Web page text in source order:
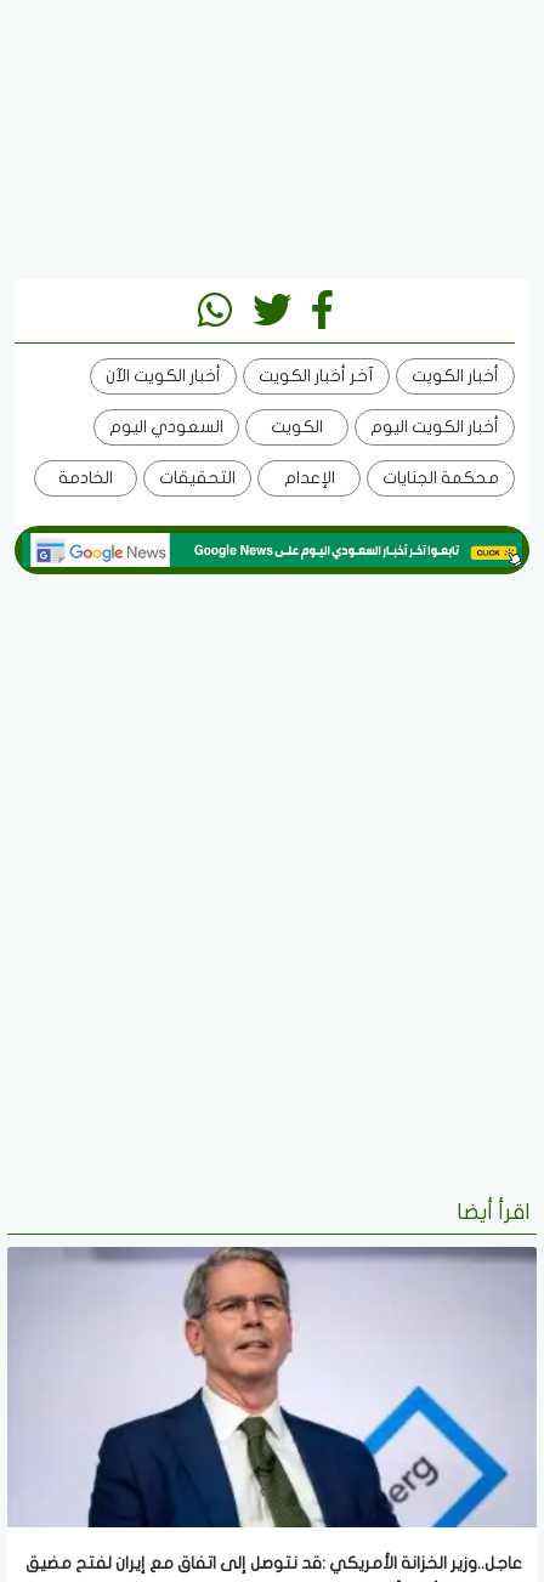
أخبار الكويت آخر أخبار الكويت أخبار الكويت الآن
أخبار الكويت اليوم الكويت السعودي اليوم
محكمة الجنايات الإعدام التحقيقات الخادمة
اقرأ أيضا
عاجل..وزير الخزانة الأمريكي :قد نتوصل إلى اتفاق مع إيران لفتح مضيق